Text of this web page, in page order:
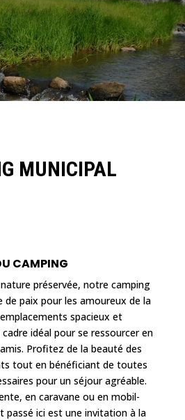
MUNICIPAL
CAMPING
préservée, notre camping
de paix pour les amoureux de la
spacieux et
idéal pour se ressourcer en
Profitez de la beauté des
tout en bénéficiant de toutes
pour un séjour agréable.
en caravane ou en mobil-
passé ici est une invitation à la